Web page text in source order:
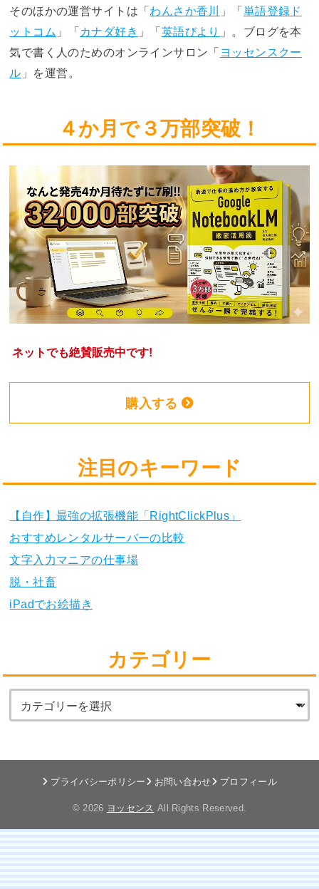
そのほかの運営サイトは「 わんさか香川 」「 単語登録ド
ットコム 」「 カナダ好き 」「 英語びより
」。ブログを本
気で書く人のためのオンラインサロン「 ヨッセンスクー
ル 」を運営。
４か月で３万部突破！
ネットでも絶賛販売中です!
購入する
注目のキーワード
【自作】最強の拡張機能「RightClickPlus」
おすすめレンタルサーバーの比較
文字入力マニアの仕事場
脱・社畜
iPadでお絵描き
カテゴリー
プライバシーポリシー お問い合わせ プロフィール
© 2026 ヨッセンス All Rights Reserved.